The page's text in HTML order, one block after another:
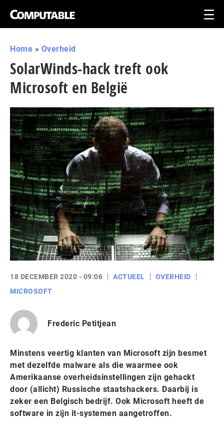
Home » Overheid
SolarWinds-hack treft ook
Microsoft en België
18 DECEMBER 2020 - 09:06 ACTUEEL
OVERHEID
MICROSOFT
Frederic Petitjean
Minstens veertig klanten van Microsoft zijn besmet
met dezelfde malware als die waarmee ook
Amerikaanse overheidsinstellingen zijn gehackt
door (allicht) Russische staatshackers. Daarbij is
zeker een Belgisch bedrijf. Ook Microsoft heeft de
software in zijn it-systemen aangetroffen.